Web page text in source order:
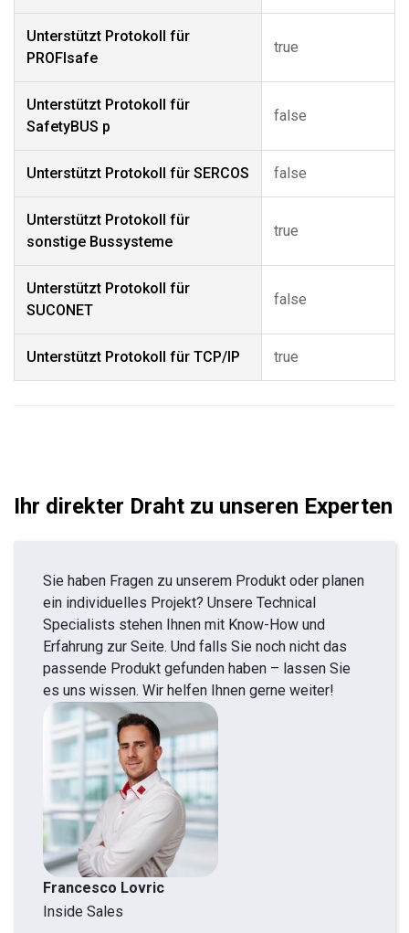
Unterstützt Protokoll für
PROFIsafe
true
Unterstützt Protokoll für
SafetyBUS p
false
Unterstützt Protokoll für SERCOS false
Unterstützt Protokoll für
sonstige Bussysteme
true
Unterstützt Protokoll für
SUCONET
false
Unterstützt Protokoll für TCP/IP true
Ihr direkter Draht zu unseren Experten
Sie haben Fragen zu unserem Produkt oder planen
ein individuelles Projekt? Unsere Technical
Specialists stehen Ihnen mit Know-How und
Erfahrung zur Seite. Und falls Sie noch nicht das
passende Produkt gefunden haben – lassen Sie
es uns wissen. Wir helfen Ihnen gerne weiter!
Francesco Lovric
Inside Sales